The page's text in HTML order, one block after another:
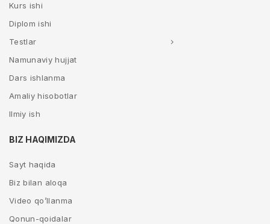
Kurs ishi
Diplom ishi
Testlar
Namunaviy hujjat
Dars ishlanma
Amaliy hisobotlar
Ilmiy ish
BIZ HAQIMIZDA
Sayt haqida
Biz bilan aloqa
Video qo’llanma
Qonun-qoidalar